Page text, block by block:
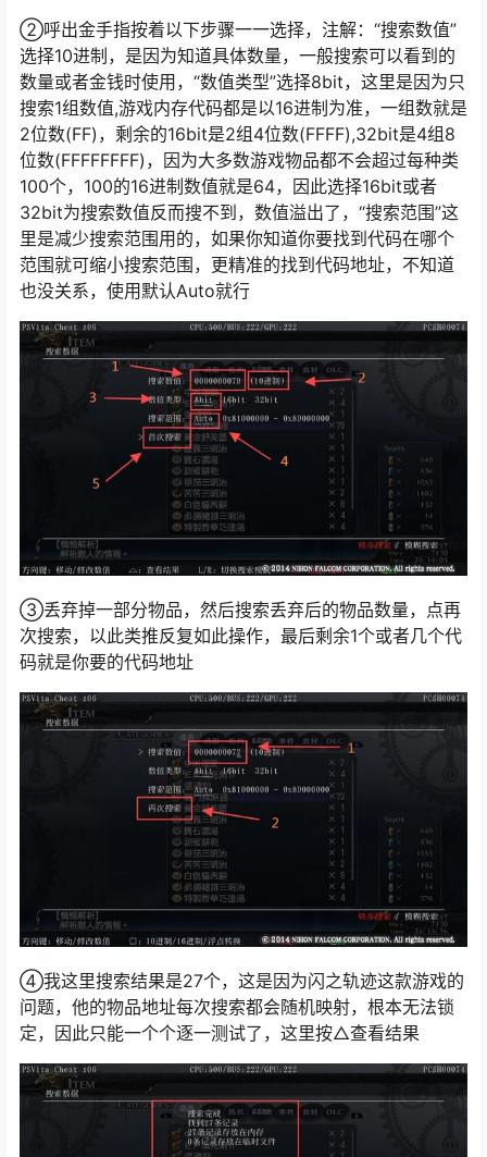
②呼出金手指按着以下步骤一一选择，注解：“搜索数值”
选择10进制，是因为知道具体数量，一般搜索可以看到的
数量或者金钱时使用，“数值类型”选择8bit，这里是因为只
搜索1组数值,游戏内存代码都是以16进制为准，一组数就是
2位数(FF)，剩余的16bit是2组4位数(FFFF),32bit是4组8
位数(FFFFFFFF)，因为大多数游戏物品都不会超过每种类
100个，100的16进制数值就是64，因此选择16bit或者
32bit为搜索数值反而搜不到，数值溢出了，“搜索范围”这
里是减少搜索范围用的，如果你知道你要找到代码在哪个
范围就可缩小搜索范围，更精准的找到代码地址，不知道
也没关系，使用默认Auto就行
③丢弃掉一部分物品，然后搜索丢弃后的物品数量，点再
次搜索，以此类推反复如此操作，最后剩余1个或者几个代
码就是你要的代码地址
④我这里搜索结果是27个，这是因为闪之轨迹这款游戏的
问题，他的物品地址每次搜索都会随机映射，根本无法锁
定，因此只能一个个逐一测试了，这里按△查看结果